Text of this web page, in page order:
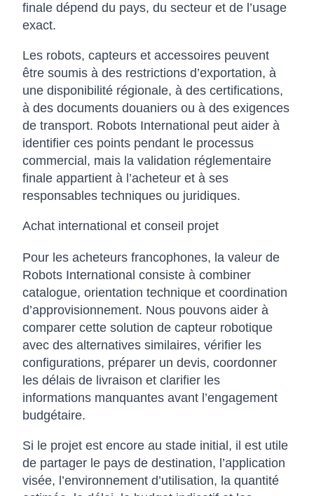
finale dépend du pays, du secteur et de l’usage
exact.
Les robots, capteurs et accessoires peuvent
être soumis à des restrictions d’exportation, à
une disponibilité régionale, à des certifications,
à des documents douaniers ou à des exigences
de transport. Robots International peut aider à
identifier ces points pendant le processus
commercial, mais la validation réglementaire
finale appartient à l’acheteur et à ses
responsables techniques ou juridiques.
Achat international et conseil projet
Pour les acheteurs francophones, la valeur de
Robots International consiste à combiner
catalogue, orientation technique et coordination
d’approvisionnement. Nous pouvons aider à
comparer cette solution de capteur robotique
avec des alternatives similaires, vérifier les
configurations, préparer un devis, coordonner
les délais de livraison et clarifier les
informations manquantes avant l’engagement
budgétaire.
Si le projet est encore au stade initial, il est utile
de partager le pays de destination, l’application
visée, l’environnement d’utilisation, la quantité